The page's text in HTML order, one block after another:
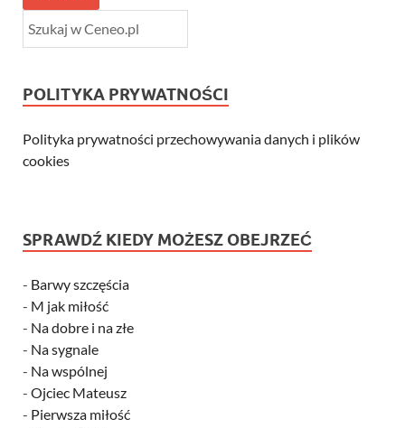
POLITYKA PRYWATNOŚCI
Polityka prywatności przechowywania danych i plików
cookies
SPRAWDŹ KIEDY MOŻESZ OBEJRZEĆ
- Barwy szczęścia
- M jak miłość
- Na dobre i na złe
- Na sygnale
- Na wspólnej
- Ojciec Mateusz
- Pierwsza miłość